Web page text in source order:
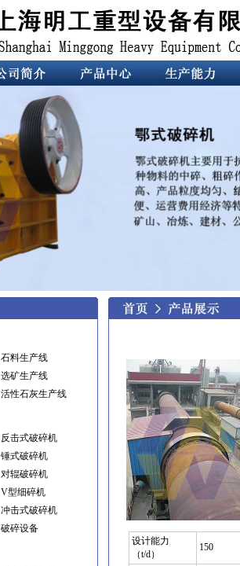
设计能力
（t/d）
150
石料生产线
选矿生产线
活性石灰生产线
反击式破碎机
锤式破碎机
对辊破碎机
V型细碎机
冲击式破碎机
破碎设备